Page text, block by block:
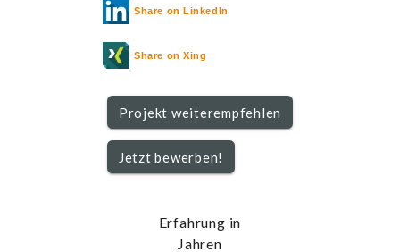
Share on LinkedIn
Share on Xing
Projekt weiterempfehlen
Jetzt bewerben!
Erfahrung in
Jahren